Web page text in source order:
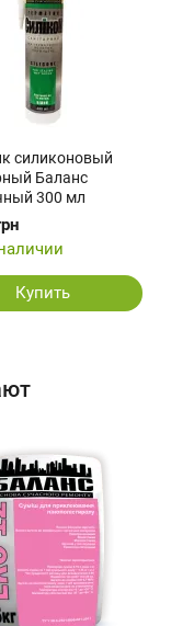
силиконовый
Баланс
300 мл
Купить